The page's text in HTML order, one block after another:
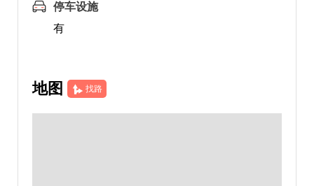
停车设施
有
地图 找路